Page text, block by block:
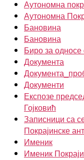
Аутономна
Аутономна
Бановина
Бановина
Биро за односе
Документа
Документи
Експозе
Гојковић
Записници са
Покрајинске
Именик
Именик